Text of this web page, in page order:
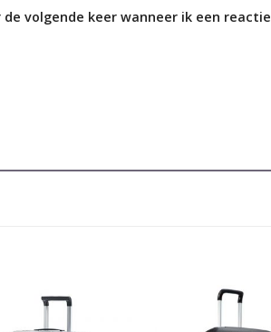
volgende keer wanneer ik een reactie